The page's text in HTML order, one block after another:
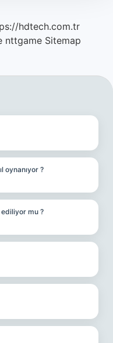
hdtech.com.tr
nttgame Sitemap
oynanıyor ?
mu ?